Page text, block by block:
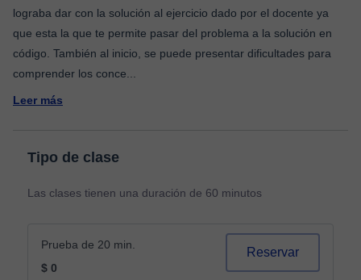
lograba dar con la solución al ejercicio dado por el docente ya
que esta la que te permite pasar del problema a la solución en
código. También al inicio, se puede presentar dificultades para
comprender los conce
Leer más
Tipo de clase
Las clases tienen una duración de 60 minutos
Prueba de 20 min.
$ 0
Reservar